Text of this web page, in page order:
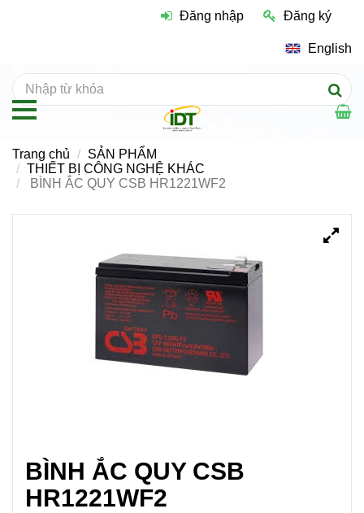
BÌNH ẮC QUY CSB
HR1221WF2
Đăng nhập Đăng ký
English
Trang chủ
SẢN PHẨM
THIẾT BỊ CÔNG NGHỆ KHÁC
BÌNH ẮC QUY CSB HR1221WF2